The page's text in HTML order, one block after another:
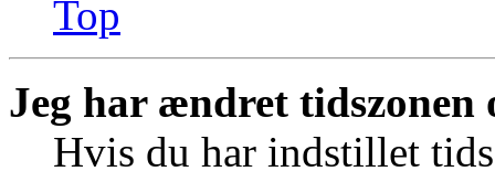
Top
Jeg har ændret
Hvis du har indstillet